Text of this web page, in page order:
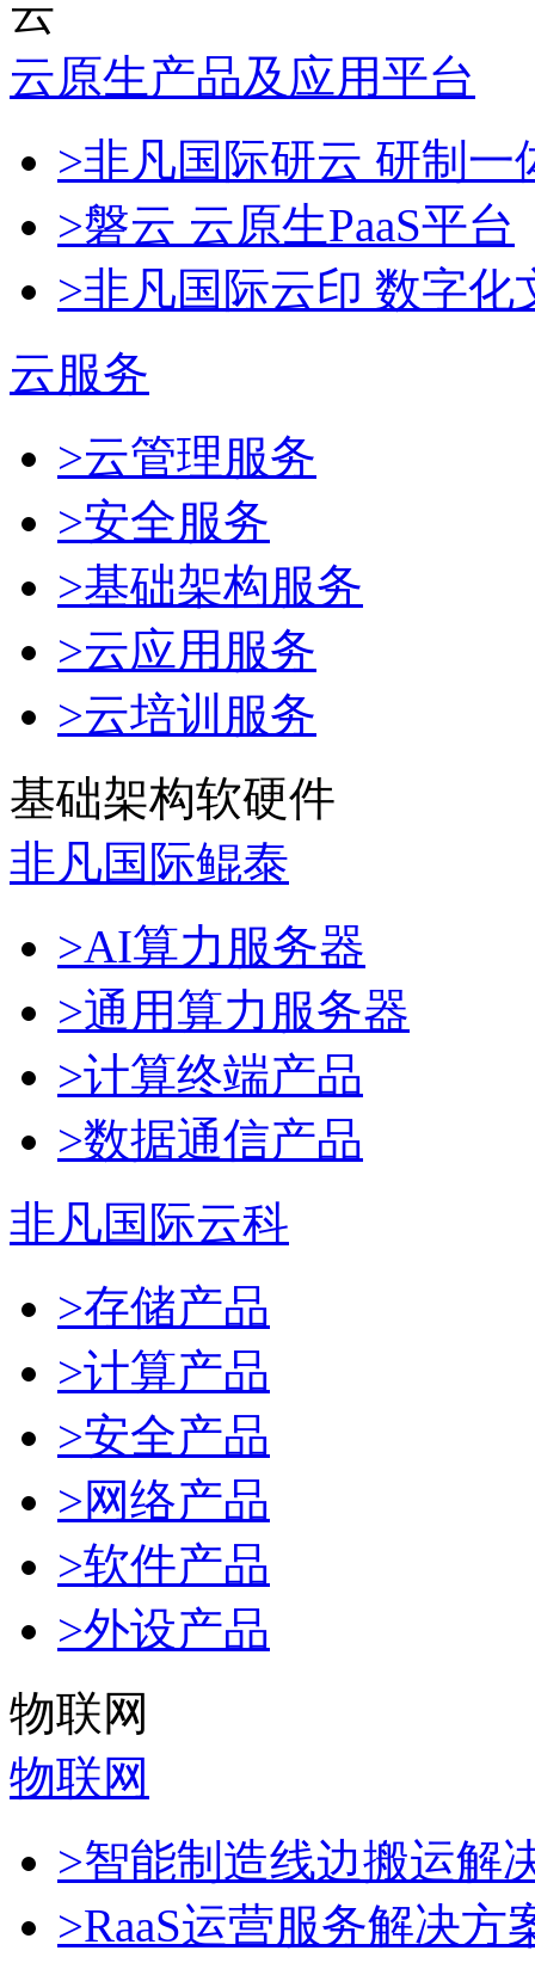
云
云原生产品及应用平台
>非凡国际研云 研制
>磐云 云原生PaaS平台
>非凡国际云印 数字化
云服务
>云管理服务
>安全服务
>基础架构服务
>云应用服务
>云培训服务
基础架构软硬件
非凡国际鲲泰
>AI算力服务器
>通用算力服务器
>计算终端产品
>数据通信产品
非凡国际云科
>存储产品
>计算产品
>安全产品
>网络产品
>软件产品
>外设产品
物联网
物联网
>智能制造线边搬运解
>RaaS运营服务解决方